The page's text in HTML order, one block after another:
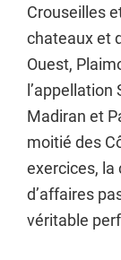
Crouseilles
chateaux et
Ouest,
l’appellation
Madiran et
moitié des
exercices, la
d’affaires
véritable